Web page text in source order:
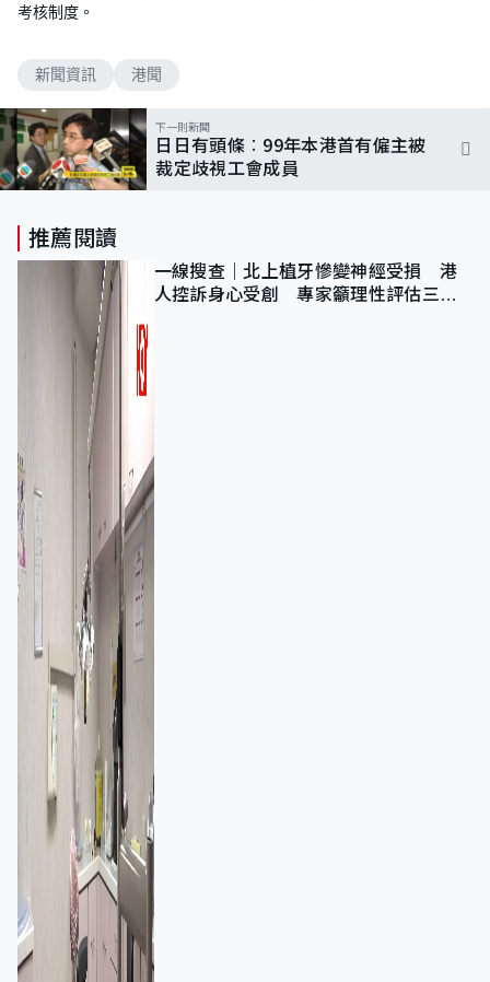
考核制度。
新聞資訊 港聞
下一則新聞
日日有頭條︰99年本港首有僱主被
裁定歧視工會成員
推薦閱讀
一線搜查｜北上植牙慘變神經受損 港
人控訴身心受創 專家籲理性評估三大